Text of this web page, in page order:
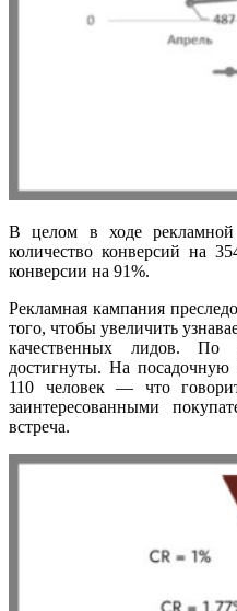
В целом в ходе рекламной
количество конверсий на
конверсии на 91%.
Рекламная кампания
того, чтобы увеличить
качественных лидов. По
достигнуты. На посадочную
110 человек — что
заинтересованными
встреча.